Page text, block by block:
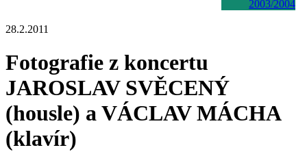
2003/2004
28.2.2011
Fotografie z koncertu
JAROSLAV SVĚCENÝ
(housle) a VÁCLAV MÁCHA
(klavír)